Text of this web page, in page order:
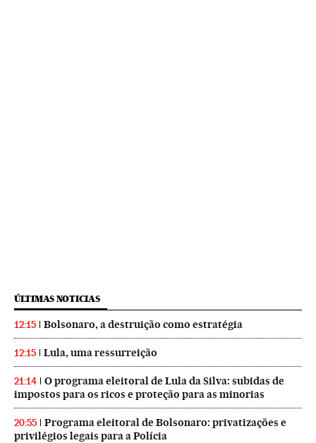
ÚLTIMAS NOTICIAS
12:15 Bolsonaro, a destruição como estratégia
12:15 Lula, uma ressurreição
21:14
O programa eleitoral de Lula da Silva: subidas de
impostos para os ricos e proteção para as minorias
20:55
Programa eleitoral de Bolsonaro: privatizações e
privilégios legais para a Polícia